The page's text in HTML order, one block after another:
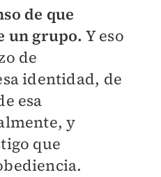
de que
un grupo. Y eso
de
identidad, de
esa
y
que